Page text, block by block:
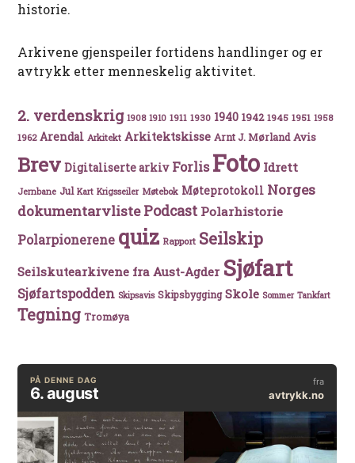
historie.
Arkivene gjenspeiler fortidens handlinger og er
avtrykk etter menneskelig aktivitet.
2. verdenskrig 1908 1910 1911 1930 1940 1942 1945 1951 1958
1962 Arendal Arkitekt Arkitektskisse Arnt J. Mørland Avis
Brev Digitaliserte arkiv Forlis Foto Idrett
Jernbane Jul Kart Krigsseiler Møtebok Møteprotokoll Norges
dokumentarvlistePodcast Polarhistorie
Polarpionerene quiz Rapport Seilskip
Seilskutearkivene fra Aust-Agder Sjøfart
Sjøfartspodden Skipsavis Skipsbygging Skole Sommer Tankfart
Tegning Tromøya